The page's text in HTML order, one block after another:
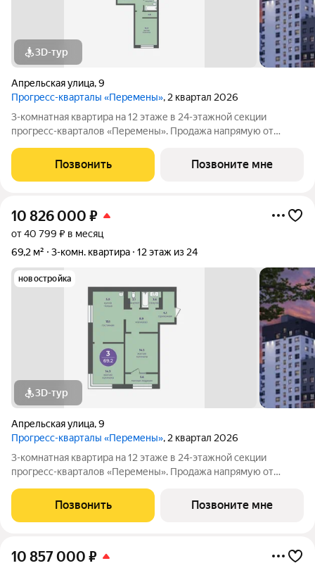
3D-тур
Апрельская улица,9
Прогресс-кварталы «Перемены», 2 квартал 2026
3-комнатная квартира на 12 этаже в 24-этажной секции
прогресс-кварталов «Перемены». Продажа напрямую от
Индивидуальный подбор наиболее выгодного варианта
покупки. Бесплатное сопровождение по
Позвонить Позвоните мне
10 826 000 ₽
от 40 799 ₽ в месяц
69,2 м²
3-комн. квартира 12 этаж из 24
новостройка
3D-тур
Апрельская улица,9
Прогресс-кварталы «Перемены», 2 квартал 2026
3-комнатная квартира на 12 этаже в 24-этажной секции
прогресс-кварталов «Перемены». Продажа напрямую от
Индивидуальный подбор наиболее выгодного варианта
покупки. Бесплатное сопровождение по
Позвонить Позвоните мне
10 857 000 ₽